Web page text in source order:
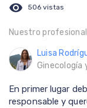
visibility 506 vistas
Nuestro
Luisa
Ginecología
En primer lugar
responsable y